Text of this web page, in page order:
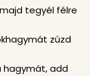
tegyél félre
zúzd
hagymát, add